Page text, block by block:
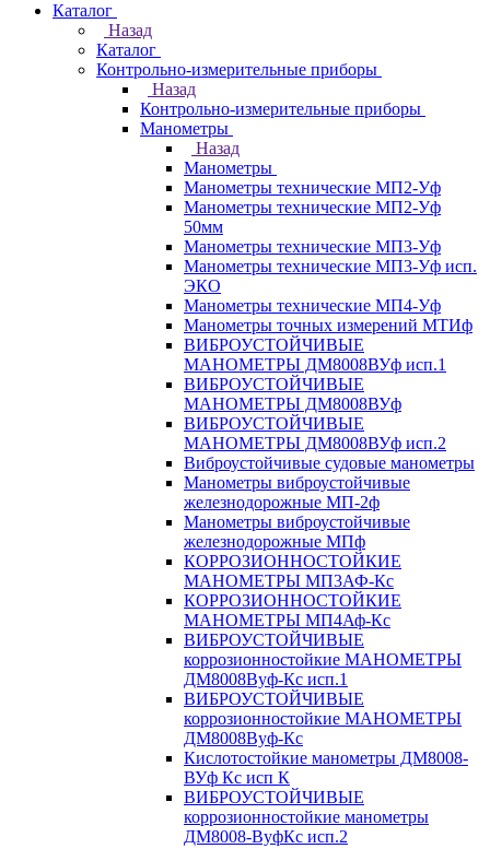
Каталог
Назад
Каталог
Контрольно-измерительные приборы
Назад
Контрольно-измерительные приборы
Манометры
Назад
Манометры
Манометры технические МП2-Уф
Манометры технические МП2-Уф
50мм
Манометры технические МП3-Уф
Манометры технические МП3-Уф исп.
ЭКО
Манометры технические МП4-Уф
Манометры точных измерений МТИф
ВИБРОУСТОЙЧИВЫЕ
МАНОМЕТРЫ ДМ8008ВУф исп.1
ВИБРОУСТОЙЧИВЫЕ
МАНОМЕТРЫ ДМ8008ВУф
ВИБРОУСТОЙЧИВЫЕ
МАНОМЕТРЫ ДМ8008ВУф исп.2
Виброустойчивые судовые манометры
Манометры виброустойчивые
железнодорожные МП-2ф
Манометры виброустойчивые
железнодорожные МПф
КОРРОЗИОННОСТОЙКИЕ
МАНОМЕТРЫ МП3АФ-Кс
КОРРОЗИОННОСТОЙКИЕ
МАНОМЕТРЫ МП4Аф-Кс
ВИБРОУСТОЙЧИВЫЕ
коррозионностойкие МАНОМЕТРЫ
ДМ8008Вуф-Кс исп.1
ВИБРОУСТОЙЧИВЫЕ
коррозионностойкие МАНОМЕТРЫ
ДМ8008Вуф-Кс
Кислотостойкие манометры ДМ8008-
ВУф Кс исп К
ВИБРОУСТОЙЧИВЫЕ
коррозионностойкие манометры
ДМ8008-ВуфКс исп.2